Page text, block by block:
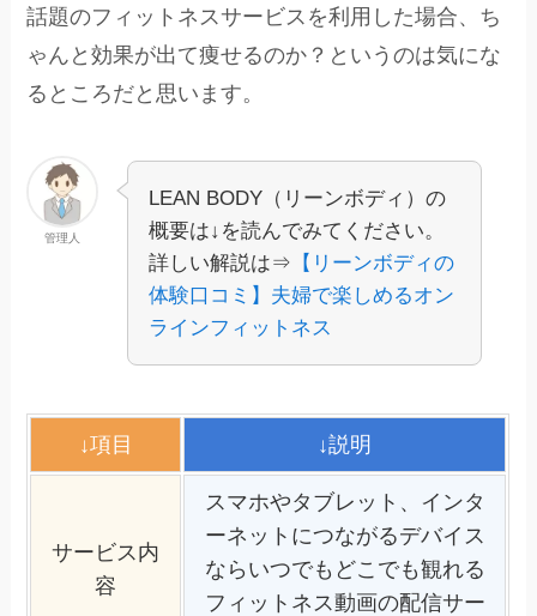
話題のフィットネスサービスを利用した場合、ち
ゃんと効果が出て痩せるのか？というのは気にな
るところだと思います。
管理人
LEAN BODY（リーンボディ）の
概要は↓を読んでみてください。
詳しい解説は⇒ 【リーンボディの
体験口コミ】夫婦で楽しめるオン
ラインフィットネス
↓項目 ↓説明
サービス内
容
スマホやタブレット、インタ
ーネットにつながるデバイス
ならいつでもどこでも観れる
フィットネス動画の配信サー